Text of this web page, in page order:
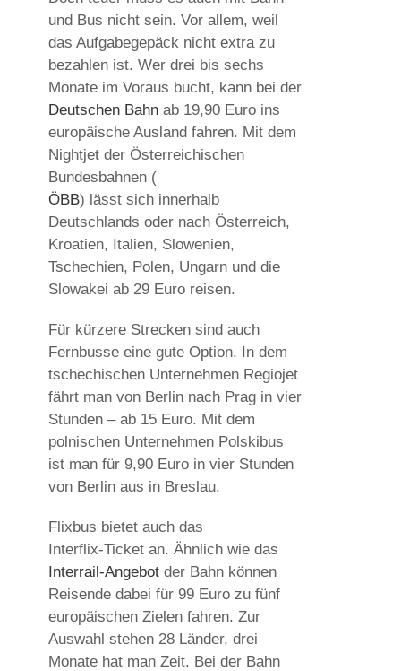
und Bus nicht sein. Vor allem, weil
das Aufgabegepäck nicht extra zu
bezahlen ist. Wer drei bis sechs
Monate im Voraus bucht, kann bei der
Deutschen Bahn ab 19,90 Euro ins
europäische Ausland fahren. Mit dem
Nightjet der Österreichischen
Bundesbahnen (
ÖBB) lässt sich innerhalb
Deutschlands oder nach Österreich,
Kroatien, Italien, Slowenien,
Tschechien, Polen, Ungarn und die
Slowakei ab 29 Euro reisen.
Für kürzere Strecken sind auch
Fernbusse eine gute Option. In dem
tschechischen Unternehmen Regiojet
fährt man von Berlin nach Prag in vier
Stunden – ab 15 Euro. Mit dem
polnischen Unternehmen Polskibus
ist man für 9,90 Euro in vier Stunden
von Berlin aus in Breslau.
Flixbus bietet auch das
Interflix-Ticket an. Ähnlich wie das
Interrail-Angebot der Bahn können
Reisende dabei für 99 Euro zu fünf
europäischen Zielen fahren. Zur
Auswahl stehen 28 Länder, drei
Monate hat man Zeit. Bei der Bahn